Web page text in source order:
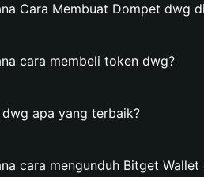
Cara Membuat Dompet dwg
cara membeli token dwg?
apa yang terbaik?
cara mengunduh Bitget